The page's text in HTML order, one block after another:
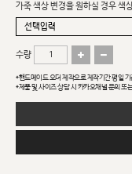
가죽 색상 변경을 원하실 경우 색
수량
*핸드메이드 오더 제작으로 제작기간 평일
*제품 및 사이즈 상담 시 카카오채널 문의 또